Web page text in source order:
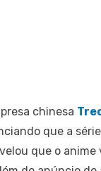
chinesa
que a
que o anime